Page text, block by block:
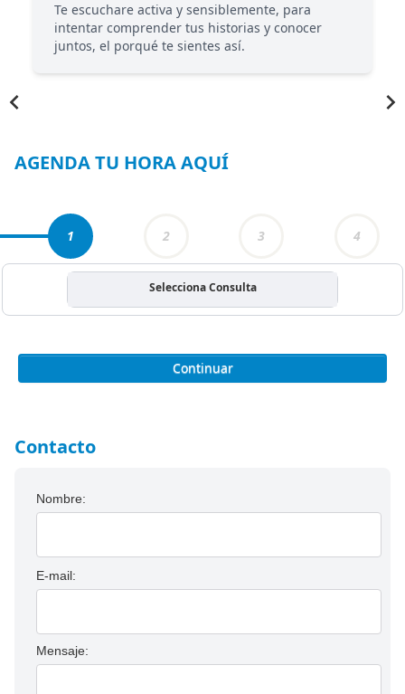
Te escuchare activa y sensiblemente, para
intentar comprender tus historias y conocer
juntos, el porqué te sientes así.
AGENDA TU HORA AQUÍ
1 2 3 4
Selecciona Consulta
Continuar
Contacto
Nombre:
E-mail:
Mensaje: